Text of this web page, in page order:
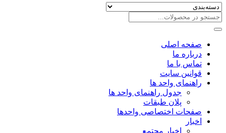
صفحه اصلی
درباره ما
تماس با ما
قوانین سایت
راهنمای واحد ها
جدول راهنمای واحد ها
پلان طبقات
صفحات اختصاصی واحدها
اخبار
اخبار مجتمع